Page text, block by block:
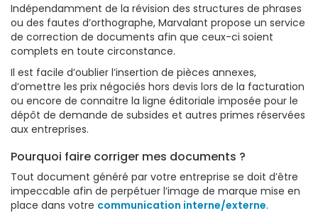
Indépendamment de la révision des structures de phrases
ou des fautes d’orthographe, Marvalant propose un service
de correction de documents afin que ceux-ci soient
complets en toute circonstance.
Il est facile d’oublier l’insertion de pièces annexes,
d’omettre les prix négociés hors devis lors de la facturation
ou encore de connaitre la ligne éditoriale imposée pour le
dépôt de demande de subsides et autres primes réservées
aux entreprises.
Pourquoi faire corriger mes documents ?
Tout document généré par votre entreprise se doit d’être
impeccable afin de perpétuer l’image de marque mise en
place dans votre communication interne/externe.